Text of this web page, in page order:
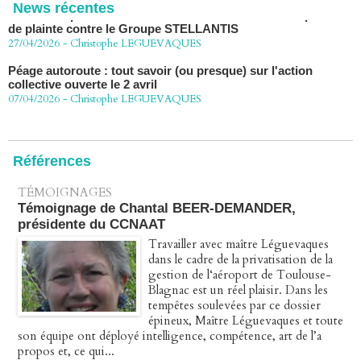
News récentes
27/04/2026 -Christophe LEGUEVAQUES
Péage autoroute : tout savoir (ou presque) sur l'action
collective ouverte le 2 avril
07/04/2026 -Christophe LEGUEVAQUES
Références
TÉMOIGNAGES
Témoignage de Chantal BEER-DEMANDER,
présidente du CCNAAT
Travailler avec maître Léguevaques
dans le cadre de la privatisation de la
gestion de l‘aéroport de Toulouse-
Blagnac est un réel plaisir. Dans les
tempêtes soulevées par ce dossier
épineux, Maître Léguevaques et toute
son équipe ont déployé intelligence, compétence, art de l’a
propos et, ce qui...